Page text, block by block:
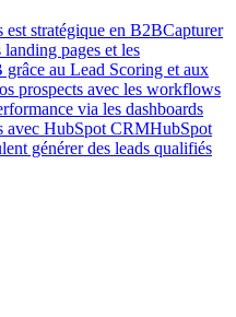
est stratégique en B2BCapturer
pages et les
au Lead Scoring et aux
prospects avec les workflows
via les dashboards
avec HubSpot CRMHubSpot
générer des leads qualifiés